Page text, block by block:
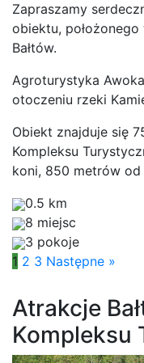
Zapraszamy
obiektu,
Bałtów.
Agroturystyka
otoczeniu rzeki
Obiekt znajduje się
Kompleksu
koni, 850 metrów od
0.5 km
8 miejsc
3 pokoje
1 2 3 Następne »
Atrakcje
Kompleksu